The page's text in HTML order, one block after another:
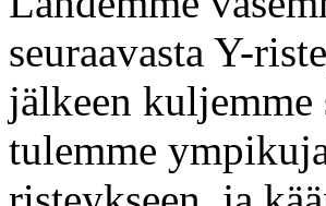
seuraavasta Y-
jälkeen kuljemme
tulemme